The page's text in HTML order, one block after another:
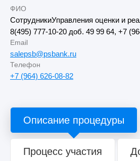
ФИО
СотрудникиУправления оценки и
8(495) 777-10-20 доб. 49 99 64, +7
Email
salepsb@psbank.ru
Телефон
+7 (964) 626-08-82
Описание процедуры
Процесс участия